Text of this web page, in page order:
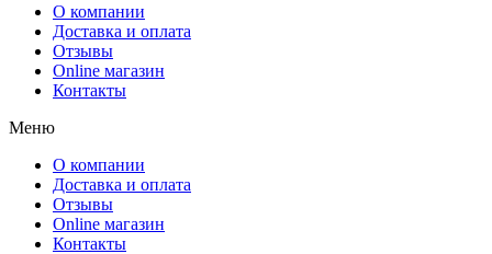
О компании
Доставка и оплата
Отзывы
Online магазин
Контакты
Меню
О компании
Доставка и оплата
Отзывы
Online магазин
Контакты